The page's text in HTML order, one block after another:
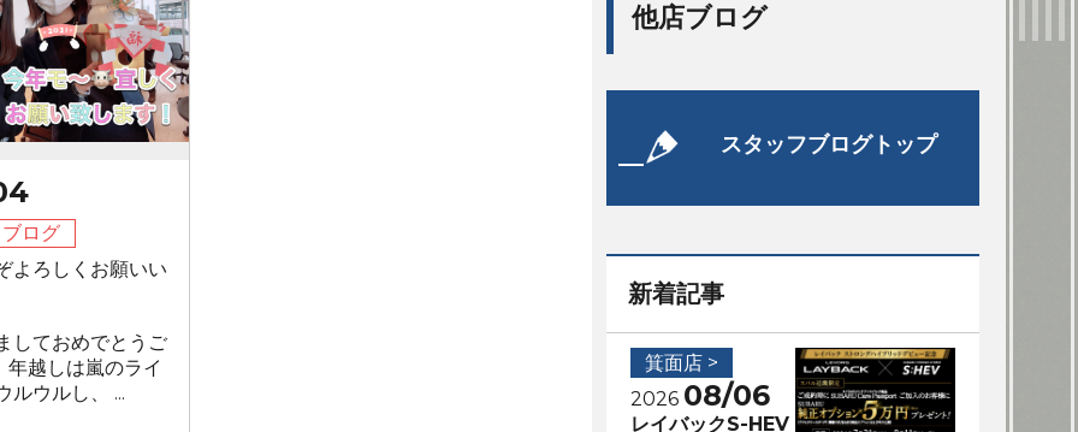
ログ
よろしくお願いい
しておめでとうご
越しは嵐のライ
ルウルし、 ...
他店ブログ
スタッフブログトップ
新着記事
箕面店 >
2026 08/06
レイバックS-HEV